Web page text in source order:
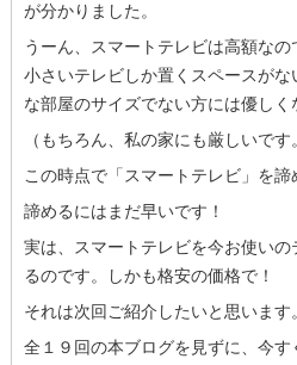
が分かりました。
うーん、スマートテレビは高額なの
小さいテレビしか置くスペースが
な部屋のサイズでない方には優しく
（もちろん、私の家にも厳しいです
この時点で「スマートテレビ」を諦
諦めるにはまだ早いです！
実は、スマートテレビを今お使い
るのです。しかも格安の価格で！
それは次回ご紹介したいと思います。
全１９回の本ブログを見ずに、今